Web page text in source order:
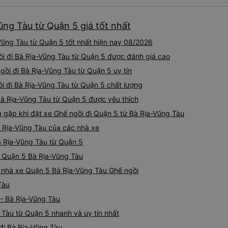
Tôi vẫn sẽ tiếp tục ủng hộ
Tàu từ Quận 5 giá tốt nhất
Tàu từ Quận 5 tốt nhất hiện nay 08/2026
đi Bà Rịa-Vũng Tàu từ Quận 5 được đánh giá cao
đi Bà Rịa-Vũng Tàu từ Quận 5 uy tín
đi Bà Rịa-Vũng Tàu từ Quận 5 chất lượng
Rịa-Vũng Tàu từ Quận 5 được yêu thích
khi đặt xe Ghế ngồi đi Quận 5 từ Bà Rịa-Vũng Tàu
Vũng Tàu của các nhà xe
Vũng Tàu từ Quận 5
5 Bà Rịa-Vũng Tàu
xe Quận 5 Bà Rịa-Vũng Tàu Ghế ngồi
Bà Rịa-Vũng Tàu
từ Quận 5 nhanh và uy tín nhất